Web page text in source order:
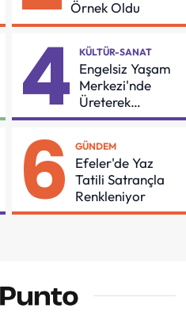
Örnek Oldu
4 KÜLTÜR-SANAT
Engelsiz Yaşam
Merkezi'nde
Üreterek
Güçleniyorlar
6 GÜNDEM
Efeler'de Yaz
Tatili Satrançla
Renkleniyor